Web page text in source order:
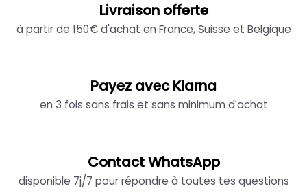
Livraison offerte
à partir de 150€ d'achat en France, Suisse et Belgique
Payez avec Klarna
en 3 fois sans frais et sans minimum d'achat
Contact WhatsApp
disponible 7j/7 pour répondre à toutes tes questions